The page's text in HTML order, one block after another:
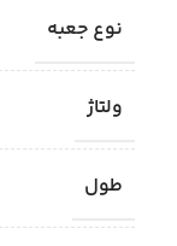
نوع جعبه
ولتاژ
طول